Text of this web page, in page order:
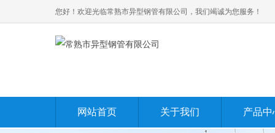
您好！欢迎光临常熟市异型钢管有限公司，我们竭诚为您服务！
网站首页 关于我们 产品中